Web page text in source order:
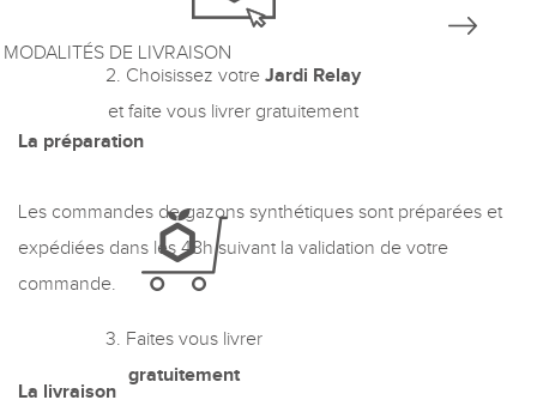
2. Choisissez votre Jardi Relay
et faite vous livrer gratuitement
3. Faites vous livrer
gratuitement
MODALITÉS DE LIVRAISON
La préparation
Les commandes de gazons synthétiques sont préparées et
expédiées dans les 48h suivant la validation de votre
commande.
La livraison